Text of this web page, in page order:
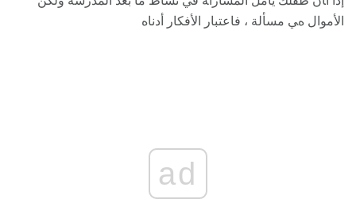
اﻷﻣﻮال هﻲ ﻣﺴﺄﻟﺔ ، ﻓﺎﻋﺘﺒﺎر اﻷﻓﻜﺎر أدﻧﺎﻩ
ad